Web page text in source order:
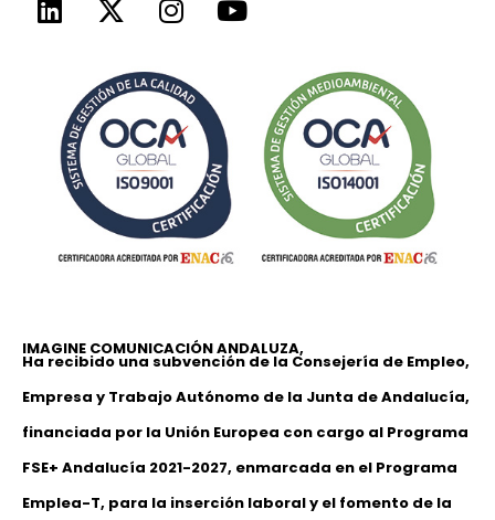
IMAGINE COMUNICACIÓN ANDALUZA,
Ha recibido una subvención de la Consejería de Empleo,
Empresa y Trabajo Autónomo de la Junta de Andalucía,
financiada por la Unión Europea con cargo al Programa
FSE+ Andalucía 2021-2027, enmarcada en el Programa
Emplea-T, para la inserción laboral y el fomento de la